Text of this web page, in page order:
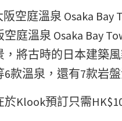
阪空庭溫泉 Osaka Bay
空庭溫泉 Osaka Bay
，將古時的日本建築
6款溫泉，還有7款岩
於Klook預訂只需